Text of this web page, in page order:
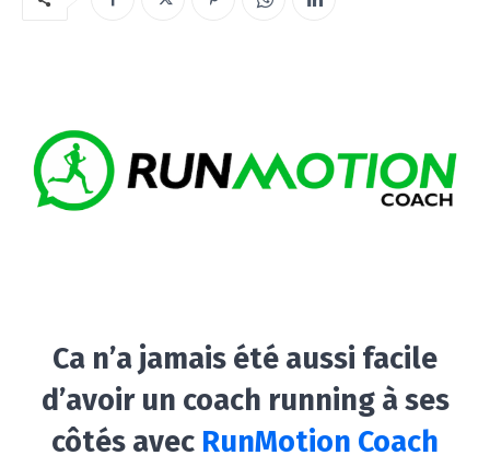
Ca n’a jamais été aussi facile
d’avoir un coach running à ses
côtés avec RunMotion Coach